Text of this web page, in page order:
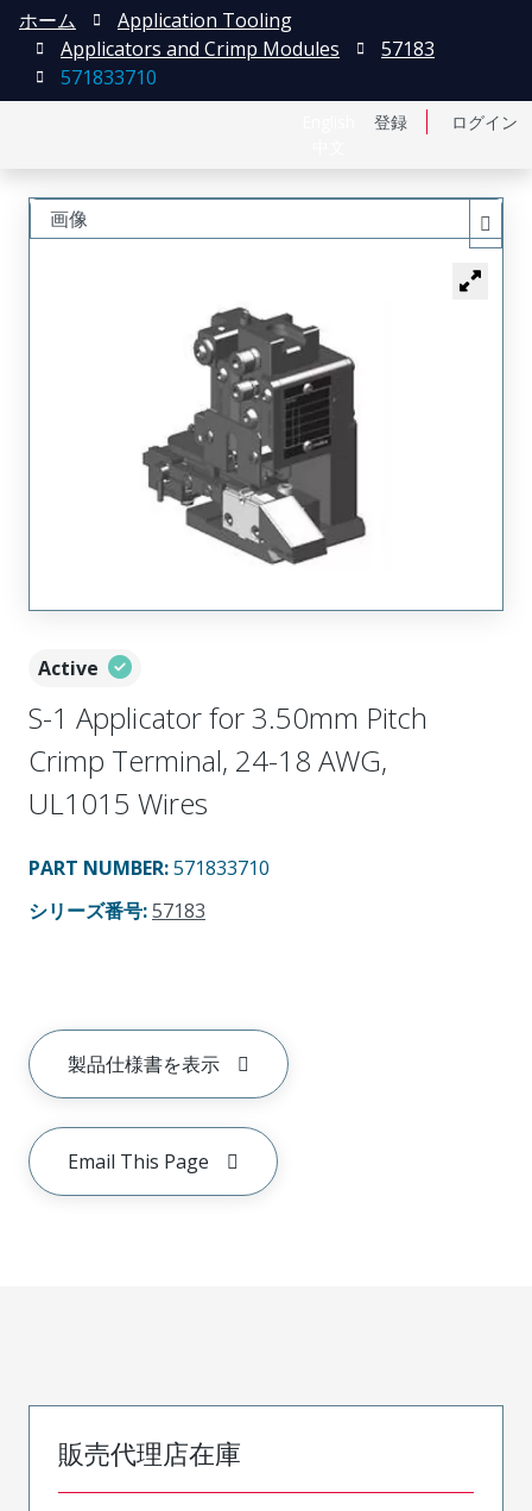
登録 ログイン
ホーム
Application Tooling
Applicators and Crimp Modules
57183
571833710
Active
S-1 Applicator for 3.50mm Pitch
Crimp Terminal, 24-18 AWG,
UL1015 Wires
PART NUMBER:571833710
シリーズ番号:57183
製品仕様書を表示
Email This Page
画像
販売代理店在庫